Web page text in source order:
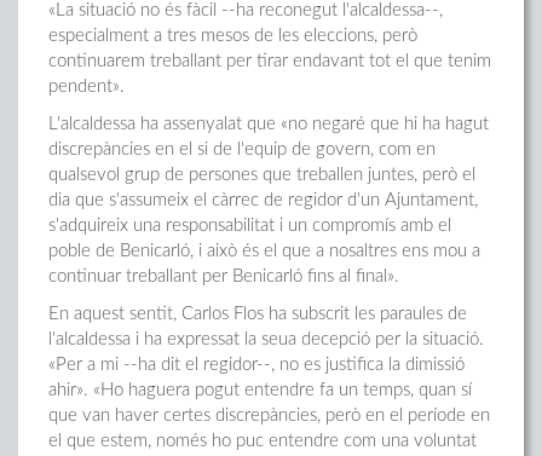
«La situació no és fàcil --ha reconegut l'alcaldessa--,
especialment a tres mesos de les eleccions, però
continuarem treballant per tirar endavant tot el que tenim
pendent».
L'alcaldessa ha assenyalat que «no negaré que hi ha hagut
discrepàncies en el si de l'equip de govern, com en
qualsevol grup de persones que treballen juntes, però el
dia que s'assumeix el càrrec de regidor d'un Ajuntament,
s'adquireix una responsabilitat i un compromís amb el
poble de Benicarló, i això és el que a nosaltres ens mou a
continuar treballant per Benicarló fins al final».
En aquest sentit, Carlos Flos ha subscrit les paraules de
l'alcaldessa i ha expressat la seua decepció per la situació.
«Per a mi --ha dit el regidor--, no es justifica la dimissió
ahir». «Ho haguera pogut entendre fa un temps, quan sí
que van haver certes discrepàncies, però en el període en
el que estem, només ho puc entendre com una voluntat